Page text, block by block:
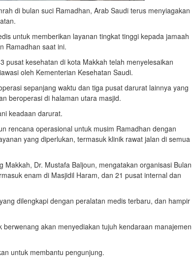
di bulan suci Ramadhan, Arab Saudi terus menyiagakan
untuk memberikan layanan tingkat tinggi kepada jamaah
Ramadhan saat ini.
pusat kesehatan di kota Makkah telah menyelesaikan
oleh Kementerian Kesehatan Saudi.
sepanjang waktu dan tiga pusat darurat lainnya yang
beroperasi di halaman utara masjid.
keadaan darurat.
rencana operasional untuk musim Ramadhan dengan
yang diperlukan, termasuk klinik rawat jalan di semua
Dr. Mustafa Baljoun, mengatakan organisasi Bulan
enam di Masjidil Haram, dan 21 pusat internal dan
dilengkapi dengan peralatan medis terbaru, dan hampir
akan menyediakan tujuh kendaraan manajemen
untuk membantu pengunjung.